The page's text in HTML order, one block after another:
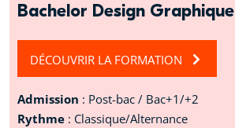
Bachelor Design Graphique
DÉCOUVRIR LA FORMATION
Admission : Post-bac / Bac+1/+2
Rythme : Classique/Alternance